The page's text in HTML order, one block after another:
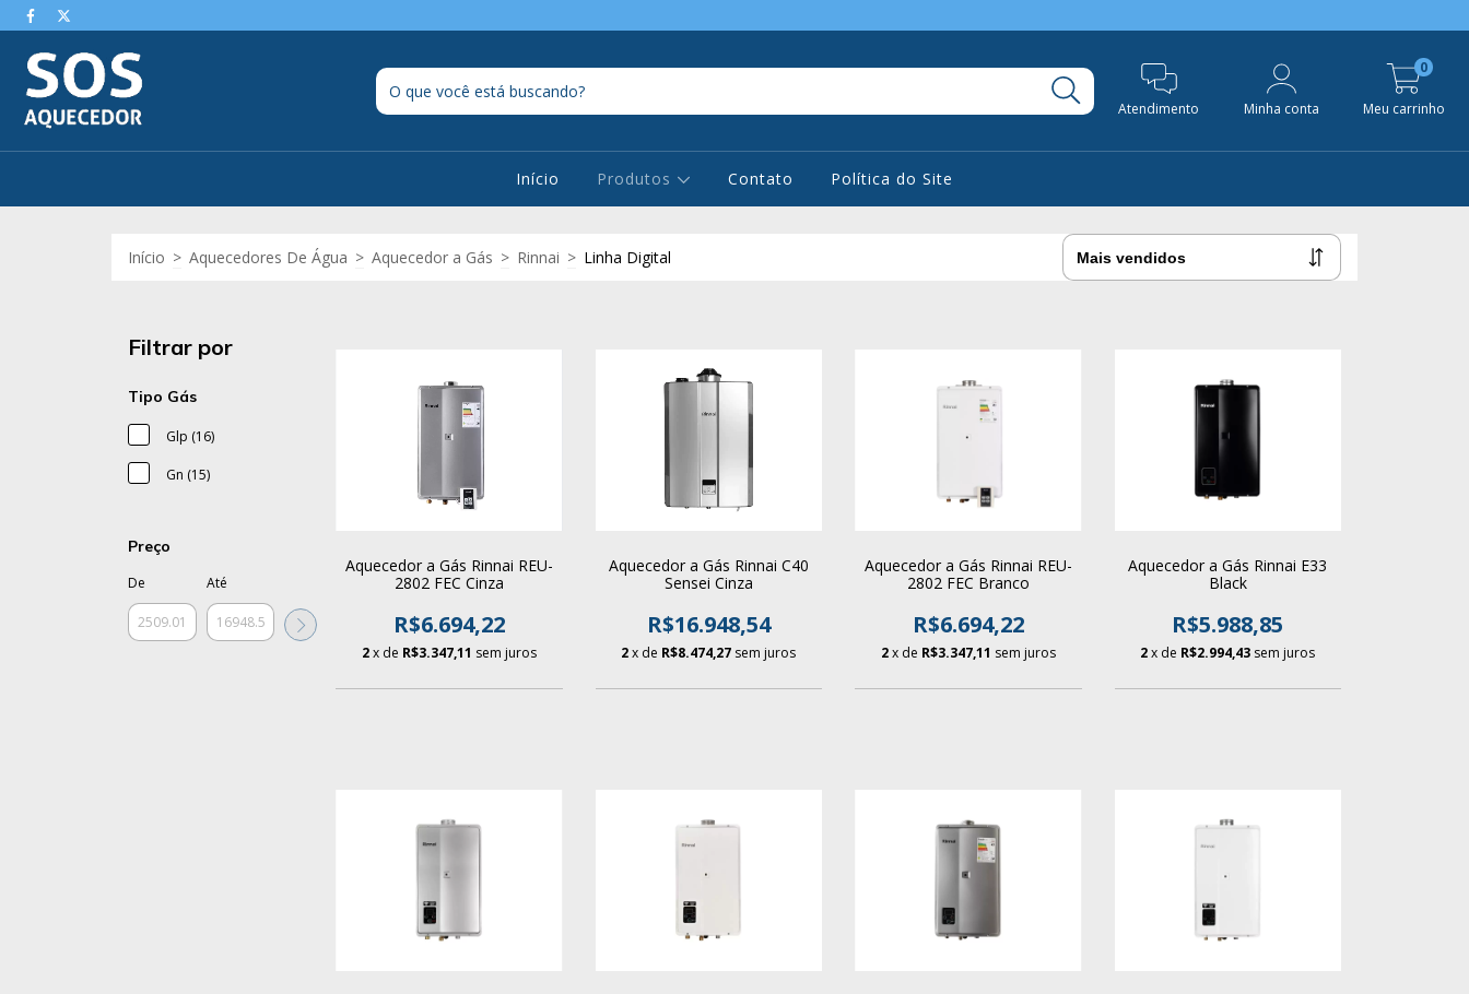
Atendimento Minha conta Meu carrinho
0
Início Produtos Contato Política do Site
Início > Aquecedores De Água > Aquecedor a Gás > Rinnai > Linha Digital
Filtrar por
Tipo Gás
Glp (16)
Gn (15)
Preço
De Até
Aquecedor a Gás Rinnai REU-
2802 FEC Cinza
R$6.694,22
2x de R$3.347,11 sem juros
Aquecedor a Gás Rinnai C40
Sensei Cinza
R$16.948,54
2x de R$8.474,27 sem juros
Aquecedor a Gás Rinnai REU-
2802 FEC Branco
R$6.694,22
2x de R$3.347,11 sem juros
Aquecedor a Gás Rinnai E33
Black
R$5.988,85
2x de R$2.994,43 sem juros